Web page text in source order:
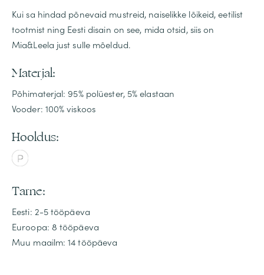
Kui sa hindad põnevaid mustreid, naiselikke lõikeid, eetilist
tootmist ning Eesti disain on see, mida otsid, siis on
Mia&Leela just sulle mõeldud.
Materjal:
Põhimaterjal: 95% polüester, 5% elastaan
Vooder: 100% viskoos
Hooldus:
Tarne:
Eesti: 2-5 tööpäeva
Euroopa: 8 tööpäeva
Muu maailm: 14 tööpäeva